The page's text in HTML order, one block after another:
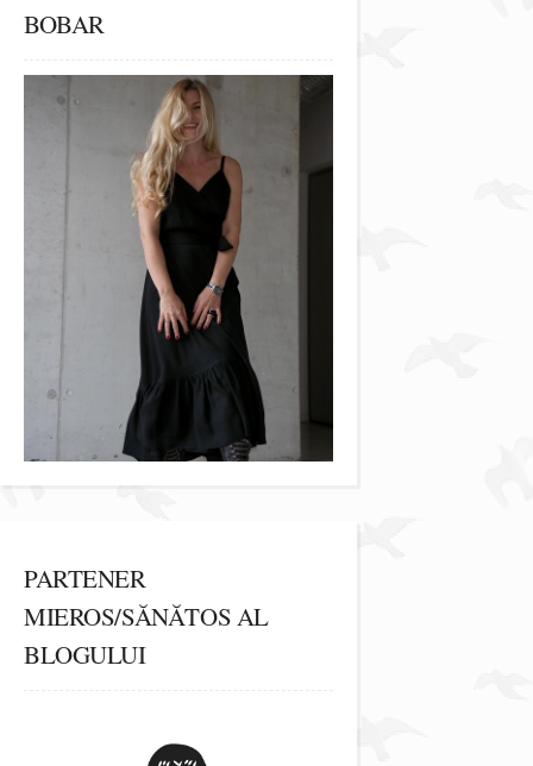
BOBAR
PARTENER
MIEROS/SĂNĂTOS AL
BLOGULUI